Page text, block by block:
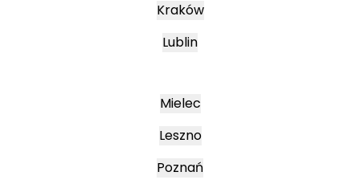
Kraków
Lublin
Mielec
Leszno
Poznań